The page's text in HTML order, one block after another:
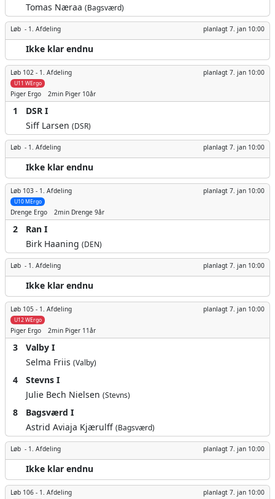
Tomas Næraa (Bagsværd)
Løb - 1. Afdeling planlagt 7. jan 10:00
Ikke klar endnu
Løb 102 - 1. Afdeling planlagt 7. jan 10:00
U11 WErgo
Piger Ergo 2min Piger 10år
1
DSR I
Siff Larsen (DSR)
Løb - 1. Afdeling planlagt 7. jan 10:00
Ikke klar endnu
Løb 103 - 1. Afdeling planlagt 7. jan 10:00
U10 MErgo
Drenge Ergo 2min Drenge 9år
2
Ran I
Birk Haaning (DEN)
Løb - 1. Afdeling planlagt 7. jan 10:00
Ikke klar endnu
Løb 105 - 1. Afdeling planlagt 7. jan 10:00
U12 WErgo
Piger Ergo 2min Piger 11år
3
Valby I
Selma Friis (Valby)
4
Stevns I
Julie Bech Nielsen (Stevns)
8
Bagsværd I
Astrid Aviaja Kjærulff (Bagsværd)
Løb - 1. Afdeling planlagt 7. jan 10:00
Ikke klar endnu
Løb 106 - 1. Afdeling planlagt 7. jan 10:00